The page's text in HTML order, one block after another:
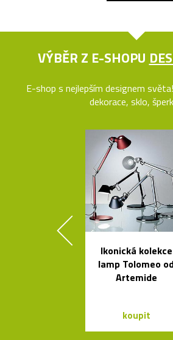
VÝBĚR Z E-SHOPU
E-shop s nejlepším designem
dekorace, sklo,
Ikonická kolekce
lamp Tolomeo
Artemide
koupit